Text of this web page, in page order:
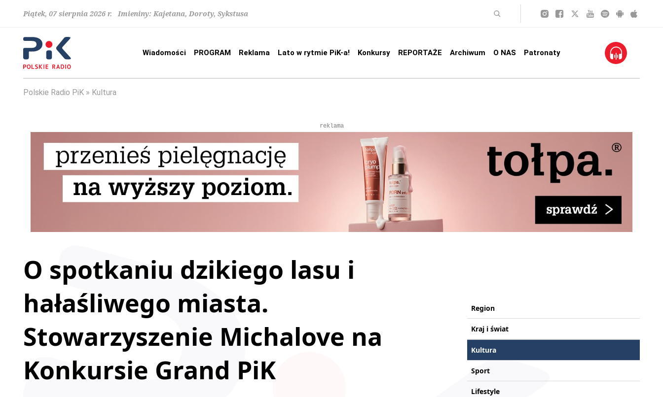
Piątek, 07 sierpnia 2026 r. Imieniny: Kajetana, Doroty, Sykstusa
Wiadomości PROGRAM Reklama Lato w rytmie PiK-a! Konkursy REPORTAŻE Archiwum O NAS Patronaty
Polskie Radio PiK Kultura
reklama
O spotkaniu dzikiego lasu i
hałaśliwego miasta.
Stowarzyszenie Michalove na
Konkursie Grand PiK
Region
Kraj i świat
Kultura
Sport
Lifestyle